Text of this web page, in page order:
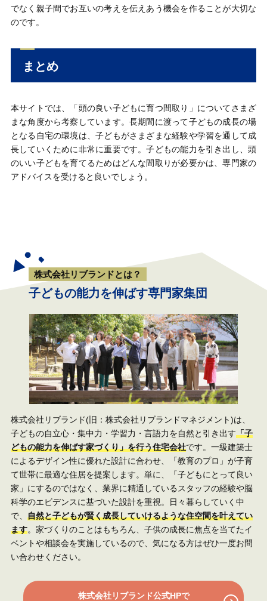
でなく親子間でお互いの考えを伝えあう機会を作ることが大切な
のです。
まとめ
本サイトでは、「頭の良い子どもに育つ間取り」についてさまざ
まな角度から考察しています。長期間に渡って子どもの成長の場
となる自宅の環境は、子どもがさまざまな経験や学習を通して成
長していくために非常に重要です。子どもの能力を引き出し、頭
のいい子どもを育てるためはどんな間取りが必要かは、専門家の
アドバイスを受けると良いでしょう。
株式会社リブランドとは？
子どもの能力を伸ばす専門家集団
株式会社リブランド(旧：株式会社リブランドマネジメント)は、
子どもの自立心・集中力・学習力・言語力を自然と引き出す「子
どもの能力を伸ばす家づくり」を行う住宅会社です。一級建築士
によるデザイン性に優れた設計に合わせ、「教育のプロ」が子育
て世帯に最適な住居を提案します。単に、「子どもにとって良い
家」にするのではなく、業界に精通しているスタッフの経験や脳
科学のエビデンスに基づいた設計を重視。日々暮らしていく中
で、 自然と子どもが賢く成長していけるような住空間を叶えてい
ます。家づくりのことはもちろん、子供の成長に焦点を当てたイ
ベントや相談会を実施しているので、気になる方はぜひ一度お問
い合わせください。
株式会社リブランド公式HPで